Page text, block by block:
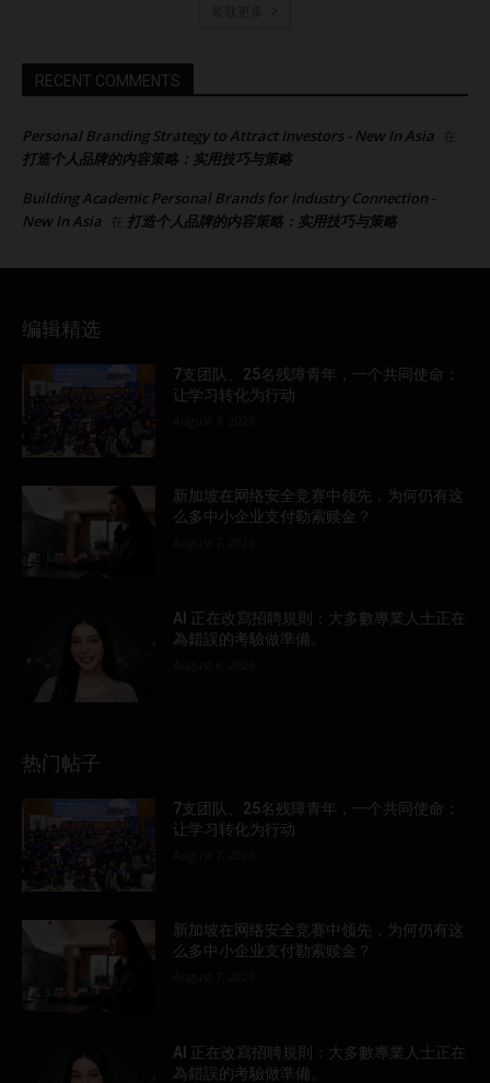
RECENT COMMENTS
Personal Branding Strategy to Attract Investors - New In Asia 在
打造个人品牌的内容策略：实用技巧与策略
Building Academic Personal Brands for Industry Connection -
New In Asia
在 打造个人品牌的内容策略：实用技巧与策略
编辑精选
7支团队、25名残障青年，一个共同使命：
让学习转化为行动
新加坡在网络安全竞赛中领先，为何仍有这
么多中小企业支付勒索赎金？
AI 正在改寫招聘規則：大多數專業人士正在
為錯誤的考驗做準備。
热门帖子
7支团队、25名残障青年，一个共同使命：
让学习转化为行动
新加坡在网络安全竞赛中领先，为何仍有这
么多中小企业支付勒索赎金？
AI 正在改寫招聘規則：大多數專業人士正在
為錯誤的考驗做準備。